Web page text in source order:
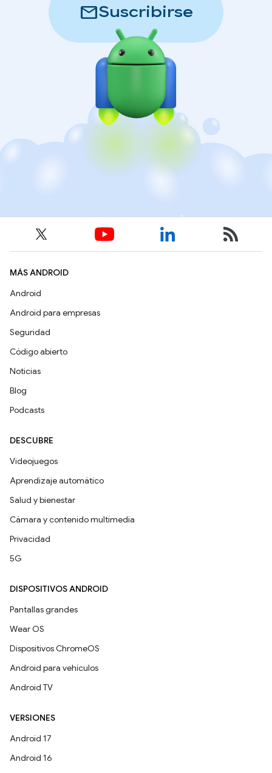
mailSuscribirse
MÁS ANDROID
Android
Android para empresas
Seguridad
Código abierto
Noticias
Blog
Podcasts
DESCUBRE
Videojuegos
Aprendizaje automático
Salud y bienestar
Cámara y contenido multimedia
Privacidad
5G
DISPOSITIVOS ANDROID
Pantallas grandes
Wear OS
Dispositivos ChromeOS
Android para vehículos
Android TV
VERSIONES
Android 17
Android 16